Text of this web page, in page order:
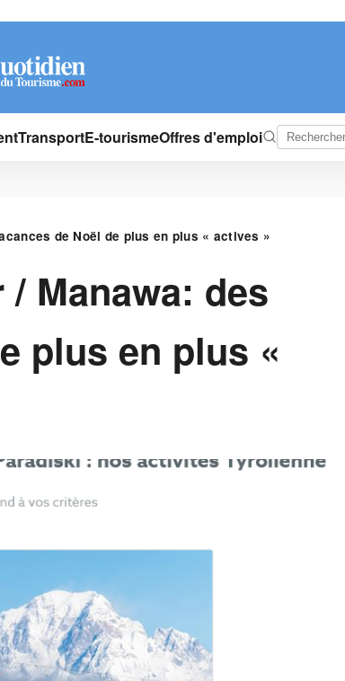
TransportE-tourismeOffres d'emploi
de Noël de plus en plus « actives »
Manawa: des
plus en plus «